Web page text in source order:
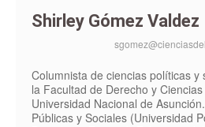
Shirley Gómez Valdez
Columnista de ciencias políticas y
la Facultad de Derecho y
Universidad Nacional de
Públicas y Sociales (Universidad